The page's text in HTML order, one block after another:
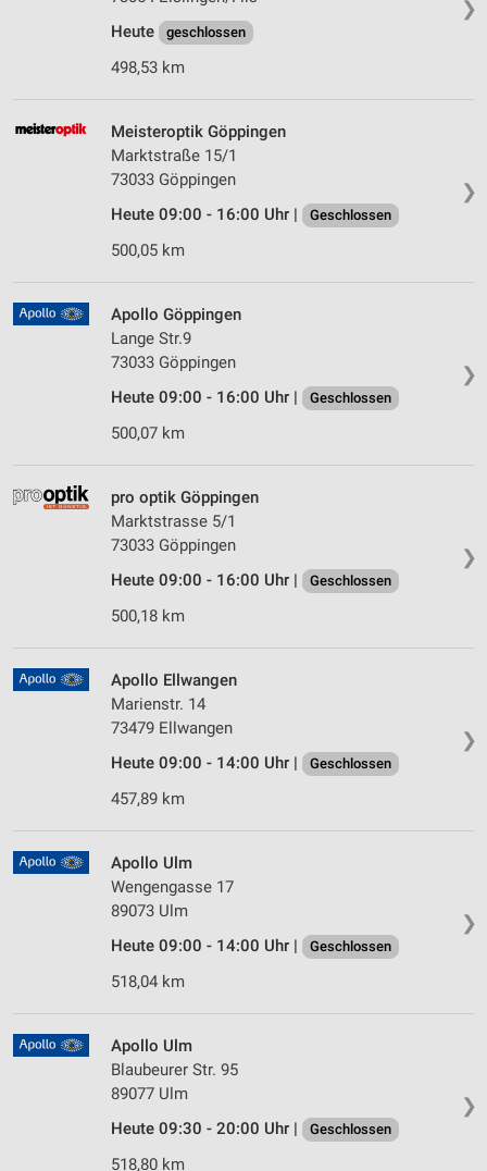
❯
Heute
geschlossen
498,53 km
❯
Meisteroptik Göppingen
Marktstraße 15/1
73033 Göppingen
Heute 09:00 - 16:00 Uhr |
Geschlossen
500,05 km
❯
Apollo Göppingen
Lange Str.9
73033 Göppingen
Heute 09:00 - 16:00 Uhr |
Geschlossen
500,07 km
❯
pro optik Göppingen
Marktstrasse 5/1
73033 Göppingen
Heute 09:00 - 16:00 Uhr |
Geschlossen
500,18 km
❯
Apollo Ellwangen
Marienstr. 14
73479 Ellwangen
Heute 09:00 - 14:00 Uhr |
Geschlossen
457,89 km
❯
Apollo Ulm
Wengengasse 17
89073 Ulm
Heute 09:00 - 14:00 Uhr |
Geschlossen
518,04 km
❯
Apollo Ulm
Blaubeurer Str. 95
89077 Ulm
Heute 09:30 - 20:00 Uhr |
Geschlossen
518,80 km